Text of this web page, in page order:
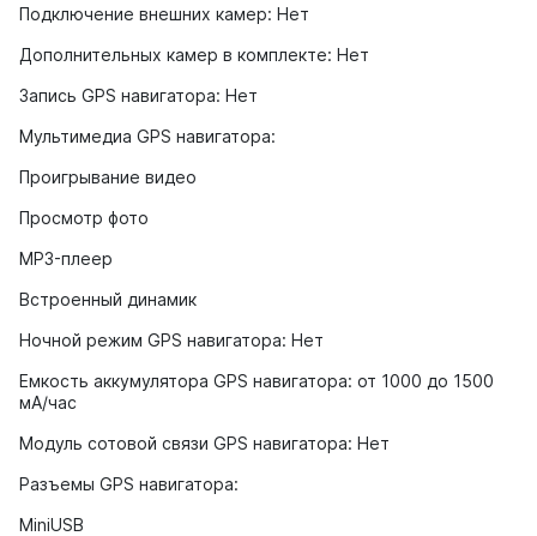
Подключение внешних камер: Нет
Дополнительных камер в комплекте: Нет
Запись GPS навигатора: Нет
Мультимедиа GPS навигатора:
Проигрывание видео
Просмотр фото
MP3-плеер
Встроенный динамик
Ночной режим GPS навигатора: Нет
Емкость аккумулятора GPS навигатора: от 1000 до 1500
мА/час
Модуль сотовой связи GPS навигатора: Нет
Разъемы GPS навигатора:
MiniUSB